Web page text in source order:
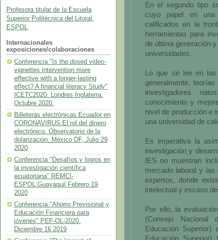
Profesora titular de la Escuela
Superior Politécnica del Litoral,
ESPOL
Internacionales
exposiciones/colaboraciones
Conferencia "Is the dosed video-
vignettes intervention more
effective with a longer-lasting
effect? A financial literacy Study"
ICETC2020. Londres Inglaterra.
Octubre 2020.
Billeteras electrónicas Ecuador en
CORONAVIRUS:El rol del dinero
electrónico. Observatorio de la
dolarización. México DF, Julio 29
2020
Conferencia "Desafíos y logros en
la investigación científica
ecuatoriana" REMCI-
ESPOL.Guayaquil Febrero 19
2020
Conferencia "Ahorro Previsional y
Educación Financiera para
jóvenes" PEF-OL-2020.
Diciembre 16 2019
En el segundo tipo
cuyo papel en una
calificados en la
herramientas para
de última generación
universidades.
Lo que se lee en las
generalmente,
investigadores
conocimiento y
nivel de producción e
una universidad de
Es imperativa la
investigación y
IES no muestran
mercado laboral y las
expertos, donde
intelectual y escaso
Por ello, la
(Consejo Nacional
Educación